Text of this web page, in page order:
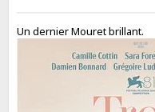
Un dernier Mouret brillant.